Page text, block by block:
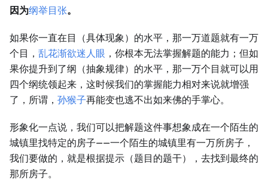
因为纲举目张。
如果你一直在目（具体现象）的水平，那一万道题就有一万
个目， 乱花渐欲迷人眼 ，你根本无法掌握解题的能力；但如
果你提升到了纲（抽象规律）的水平，那一万个目就可以用
四个纲统领起来，这时候我们的掌握能力相对来说就增强
了，所谓， 孙猴子再能变也逃不出如来佛的手掌心。
形象化一点说，我们可以把解题这件事想象成在一个陌生的
城镇里找特定的房子——一个陌生的城镇里有一万所房子，
我们要做的，就是根据提示（题目的题干），去找到最终的
那所房子。